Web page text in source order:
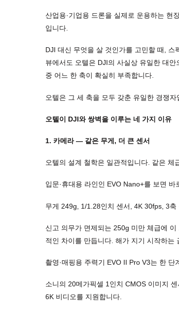
산업용·기업용 드론을 실제로 운용하는 현
입니다.
DJI 대신 무엇을 살 것인가를 고민할 때,
뷰에서도 오텔은 DJI의 사실상 유일한 대
중 어느 한 축이 확실히 부족합니다.
오텔은 그 세 축을 모두 갖춘 유일한 경쟁자
오텔이 DJI와 쌍벽을 이루는 네 가지 이유
1. 카메라 — 같은 무게, 더 큰 센서
오텔의 설계 철학은 일관적입니다. 같은 체
입문·휴대용 라인인 EVO Nano+를 보면 바
무게 249g, 1/1.28인치 센서, 4K 30fps, 3축
신고 의무가 면제되는 250g 미만 체급에
적인 차이를 만듭니다. 해가 지기 시작하는
촬영·매핑용 주력기 EVO II Pro V3는 한 단
소니의 20메가픽셀 1인치 CMOS 이미지
6K 비디오를 지원합니다.